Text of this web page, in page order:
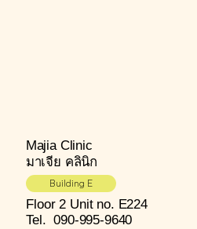
Majia Clinic
มาเจีย คลินิก
Building E
Floor 2 Unit no. E224
Tel. 090-995-9640